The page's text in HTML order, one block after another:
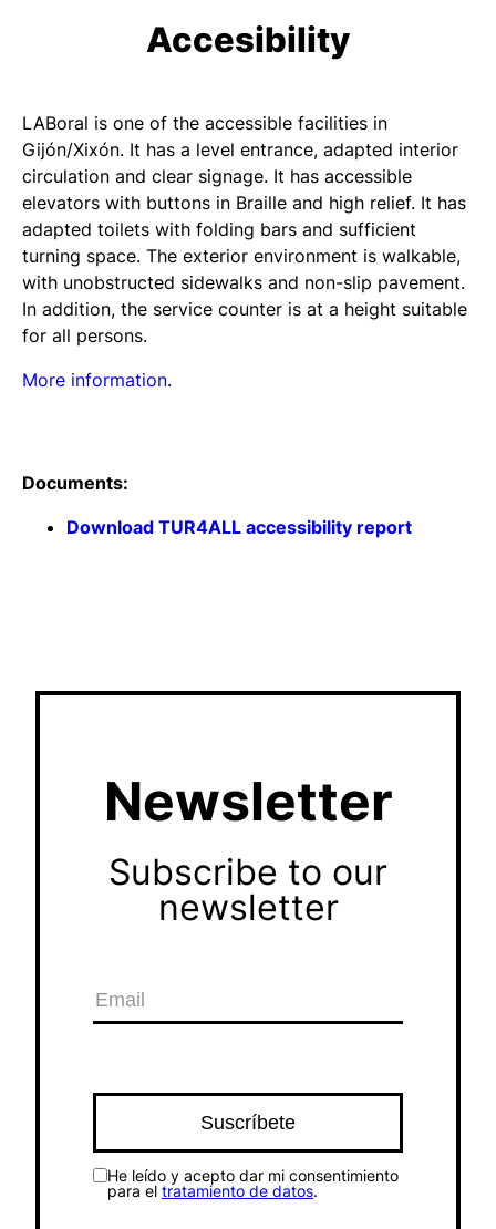
Accesibility
LABoral is one of the accessible facilities in
Gijón/Xixón. It has a level entrance, adapted interior
circulation and clear signage. It has accessible
elevators with buttons in Braille and high relief. It has
adapted toilets with folding bars and sufficient
turning space. The exterior environment is walkable,
with unobstructed sidewalks and non-slip pavement.
In addition, the service counter is at a height suitable
for all persons.
More information.
Documents:
Download TUR4ALL accessibility report
Newsletter
Subscribe to our
newsletter
He leído y acepto dar mi consentimiento
para el tratamiento de datos.